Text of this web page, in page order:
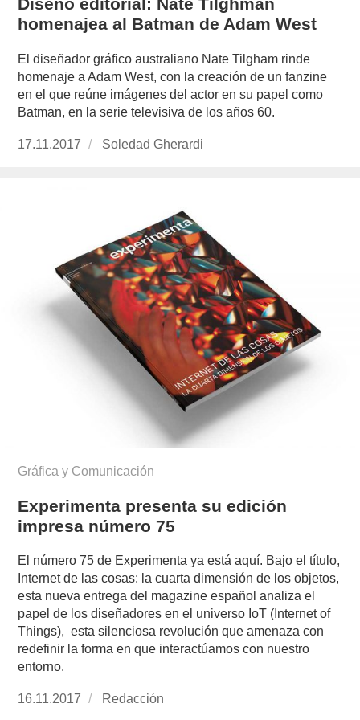
homenajea al Batman de Adam West
El diseñador gráfico australiano Nate Tilgham rinde
homenaje a Adam West, con la creación de un fanzine
en el que reúne imágenes del actor en su papel como
Batman, en la serie televisiva de los años 60.
Publicado
17.11.2017
https://www.experimenta.es/author/soledad-
Soledad Gherardi
Gráfica y Comunicación
Experimenta presenta su edición
impresa número 75
El número 75 de Experimenta ya está aquí. Bajo el título,
Internet de las cosas: la cuarta dimensión de los objetos,
esta nueva entrega del magazine español analiza el
papel de los diseñadores en el universo IoT (Internet of
Things), esta silenciosa revolución que amenaza con
redefinir la forma en que interactúamos con nuestro
entorno.
Publicado
16.11.2017 https://www.experimenta.es/author/redaccion/
Redacción